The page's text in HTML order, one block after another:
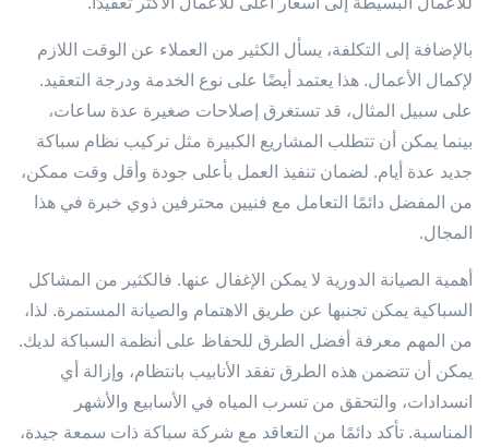
بالإضافة إلى التكلفة، يسأل الكثير من العملاء عن الوقت اللازم
لإكمال الأعمال. هذا يعتمد أيضًا على نوع الخدمة ودرجة التعقيد.
على سبيل المثال، قد تستغرق إصلاحات صغيرة عدة ساعات،
بينما يمكن أن تتطلب المشاريع الكبيرة مثل تركيب نظام سباكة
جديد عدة أيام. لضمان تنفيذ العمل بأعلى جودة وأقل وقت ممكن،
من المفضل دائمًا التعامل مع فنيين محترفين ذوي خبرة في هذا
المجال.
أهمية الصيانة الدورية لا يمكن الإغفال عنها. فالكثير من المشاكل
السباكية يمكن تجنبها عن طريق الاهتمام والصيانة المستمرة. لذا،
من المهم معرفة أفضل الطرق للحفاظ على أنظمة السباكة لديك.
يمكن أن تتضمن هذه الطرق تفقد الأنابيب بانتظام، وإزالة أي
انسدادات، والتحقق من تسرب المياه في الأسابيع والأشهر
المناسبة. تأكد دائمًا من التعاقد مع شركة سباكة ذات سمعة جيدة،